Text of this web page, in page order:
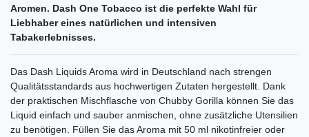
Aromen. Dash One Tobacco ist die perfekte Wahl für
Liebhaber eines natürlichen und intensiven
Tabakerlebnisses.
Das Dash Liquids Aroma wird in Deutschland nach strengen
Qualitätsstandards aus hochwertigen Zutaten hergestellt. Dank
der praktischen Mischflasche von Chubby Gorilla können Sie das
Liquid einfach und sauber anmischen, ohne zusätzliche Utensilien
zu benötigen. Füllen Sie das Aroma mit 50 ml nikotinfreier oder